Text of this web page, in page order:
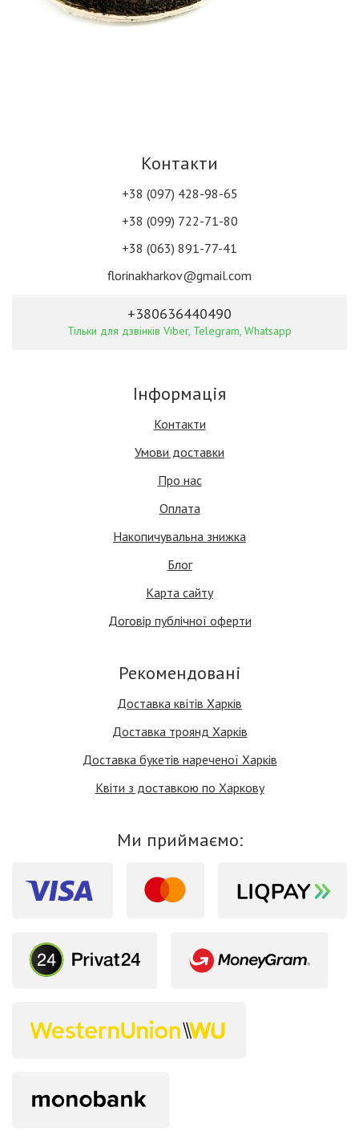
Контакти
+38 (097) 428-98-65
+38 (099) 722-71-80
+38 (063) 891-77-41
florinakharkov@gmail.com
+380636440490
Тільки для дзвінків Viber, Telegram, Whatsapp
Інформація
Контакти
Умови доставки
Про нас
Оплата
Накопичувальна знижка
Блог
Карта сайту
Договір публічної оферти
Рекомендовані
Доставка квітів Харків
Доставка троянд Харків
Доставка букетів нареченої Харків
Квіти з доставкою по Харкову
Ми приймаємо: